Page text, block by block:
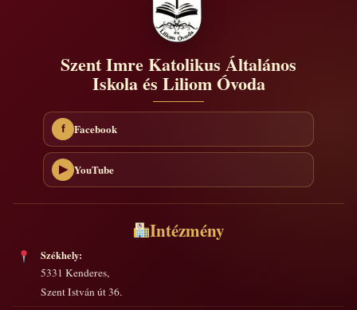
Szent Imre Katolikus Általános
Iskola és Liliom Óvoda
f Facebook
▶ YouTube
Intézmény
Székhely:
5331 Kenderes,
Szent István út 36.